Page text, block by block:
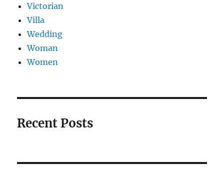
Victorian
Villa
Wedding
Woman
Women
Recent Posts